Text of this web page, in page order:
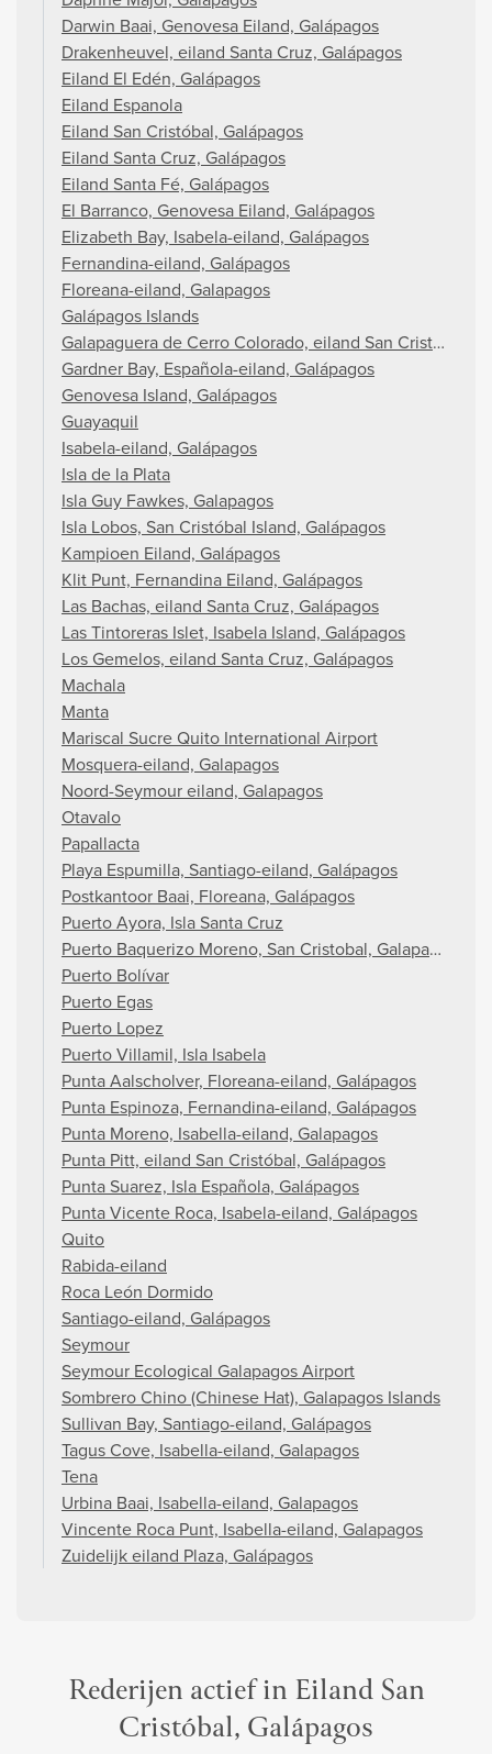
Darwin Baai, Genovesa Eiland, Galápagos
Drakenheuvel, eiland Santa Cruz, Galápagos
Eiland El Edén, Galápagos
Eiland Espanola
Eiland San Cristóbal, Galápagos
Eiland Santa Cruz, Galápagos
Eiland Santa Fé, Galápagos
El Barranco, Genovesa Eiland, Galápagos
Elizabeth Bay, Isabela-eiland, Galápagos
Fernandina-eiland, Galápagos
Floreana-eiland, Galapagos
Galápagos Islands
Galapaguera de Cerro Colorado, eiland San Cristóbal,
Gardner Bay, Española-eiland, Galápagos
Genovesa Island, Galápagos
Guayaquil
Isabela-eiland, Galápagos
Isla de la Plata
Isla Guy Fawkes, Galapagos
Isla Lobos, San Cristóbal Island, Galápagos
Kampioen Eiland, Galápagos
Klit Punt, Fernandina Eiland, Galápagos
Las Bachas, eiland Santa Cruz, Galápagos
Las Tintoreras Islet, Isabela Island, Galápagos
Los Gemelos, eiland Santa Cruz, Galápagos
Machala
Manta
Mariscal Sucre Quito International Airport
Mosquera-eiland, Galapagos
Noord-Seymour eiland, Galapagos
Otavalo
Papallacta
Playa Espumilla, Santiago-eiland, Galápagos
Postkantoor Baai, Floreana, Galápagos
Puerto Ayora, Isla Santa Cruz
Puerto Baquerizo Moreno, San Cristobal, Galapagos
Puerto Bolívar
Puerto Egas
Puerto Lopez
Puerto Villamil, Isla Isabela
Punta Aalscholver, Floreana-eiland, Galápagos
Punta Espinoza, Fernandina-eiland, Galápagos
Punta Moreno, Isabella-eiland, Galapagos
Punta Pitt, eiland San Cristóbal, Galápagos
Punta Suarez, Isla Española, Galápagos
Punta Vicente Roca, Isabela-eiland, Galápagos
Quito
Rabida-eiland
Roca León Dormido
Santiago-eiland, Galápagos
Seymour
Seymour Ecological Galapagos Airport
Sombrero Chino (Chinese Hat), Galapagos Islands
Sullivan Bay, Santiago-eiland, Galápagos
Tagus Cove, Isabella-eiland, Galapagos
Tena
Urbina Baai, Isabella-eiland, Galapagos
Vincente Roca Punt, Isabella-eiland, Galapagos
Zuidelijk eiland Plaza, Galápagos
Rederijen actief in Eiland San
Cristóbal, Galápagos